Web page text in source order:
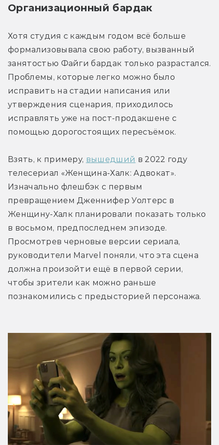
Организационный бардак
Хотя студия с каждым годом всё больше
формализовывала свою работу, вызванный
занятостью Файги бардак только разрастался.
Проблемы, которые легко можно было
исправить на стадии написания или
утверждения сценария, приходилось
исправлять уже на пост-продакшене с
помощью дорогостоящих пересъёмок.
Взять, к примеру, вышедший в 2022 году
телесериал «Женщина-Халк: Адвокат».
Изначально флешбэк с первым
превращением Дженнифер Уолтерс в
Женщину-Халк планировали показать только
в восьмом, предпоследнем эпизоде.
Просмотрев черновые версии сериала,
руководители Marvel поняли, что эта сцена
должна произойти ещё в первой серии,
чтобы зрители как можно раньше
познакомились с предысторией персонажа.